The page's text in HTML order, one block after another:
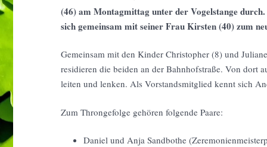
(46) am Montagmittag unter der Vogelstange
sich gemeinsam mit seiner Frau Kirsten (40) zum
Gemeinsam mit den Kinder Christopher (8) und
residieren die beiden an der Bahnhofstraße. Von dort
leiten und lenken. Als Vorstandsmitglied kennt sich
Zum Throngefolge gehören folgende Paare:
Daniel und Anja Sandbothe